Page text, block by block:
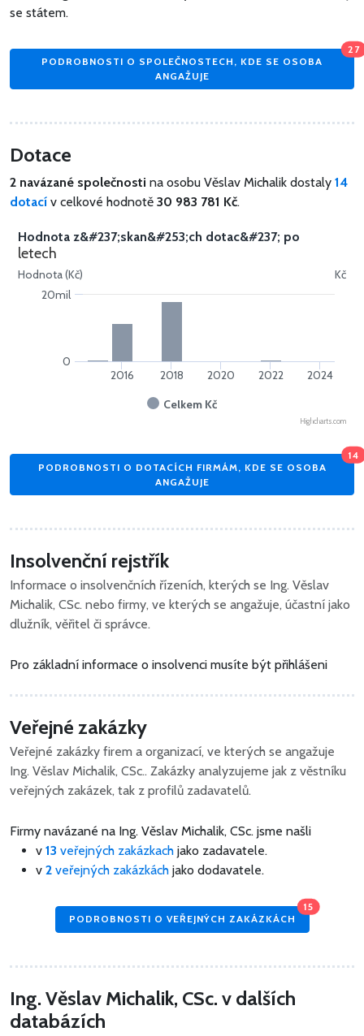
se státem.
PODROBNOSTI O SPOLEČNOSTECH, KDE SE OSOBA
ANGAŽUJE
27
Dotace
2 navázané společnosti na osobu Věslav Michalik dostaly 14
dotací v celkové hodnotě 30 983 781 Kč.
Hodnota (Kč) Kč
Hodnota z&#237;skan&#253;ch dotac&#237; po
letech
Celkem Kč
2016 2018 2020 2022 2024
0
20mil
Highcharts.com
PODROBNOSTI O DOTACÍCH FIRMÁM, KDE SE OSOBA
ANGAŽUJE
14
Insolvenční rejstřík
Informace o insolvenčních řízeních, kterých se Ing. Věslav
Michalik, CSc. nebo firmy, ve kterých se angažuje, účastní jako
dlužník, věřitel či správce.
Pro základní informace o insolvenci musíte být přihlášeni
Veřejné zakázky
Veřejné zakázky firem a organizací, ve kterých se angažuje
Ing. Věslav Michalik, CSc.. Zakázky analyzujeme jak z věstníku
veřejných zakázek, tak z profilů zadavatelů.
Firmy navázané na Ing. Věslav Michalik, CSc. jsme našli
v 13 veřejných zakázkach jako zadavatele.
v 2 veřejných zakázkách jako dodavatele.
PODROBNOSTI O VEŘEJNÝCH ZAKÁZKÁCH
15
Ing. Věslav Michalik, CSc. v dalších
databázích